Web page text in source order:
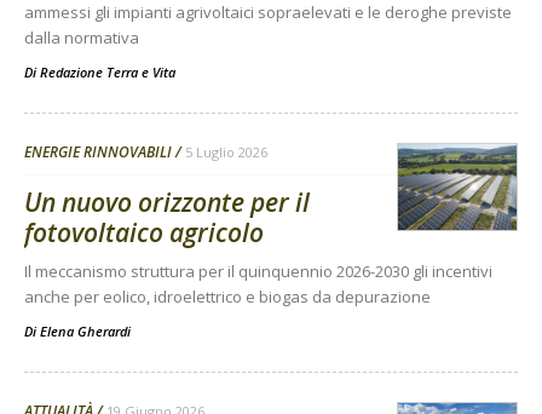
ammessi gli impianti agrivoltaici sopraelevati e le deroghe previste
dalla normativa
Di Redazione Terra e Vita
ENERGIE RINNOVABILI 5 Luglio 2026
Un nuovo orizzonte per il
fotovoltaico agricolo
Il meccanismo struttura per il quinquennio 2026-2030 gli incentivi
anche per eolico, idroelettrico e biogas da depurazione
Di Elena Gherardi